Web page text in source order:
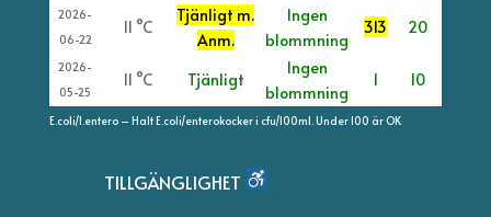
2026-
06-22
11 °C
Tjänligt m.
Anm.
Ingen
blommning
313 20
2026-
05-25
11 °C Tjänligt
Ingen
blommning
1 10
E.coli/I.entero – Halt E.coli/enterokocker i cfu/100ml. Under 100 är OK
TILLGÄNGLIGHET